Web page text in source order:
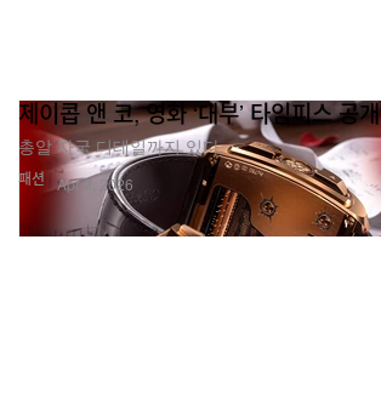
패션
제이콥 앤 코, 영화 ‘대부’ 타임피스 공개
총알 자국 디테일까지 있다.
Apr 9, 2026